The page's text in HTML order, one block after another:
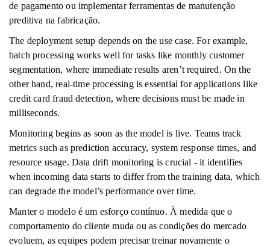
de pagamento ou implementar ferramentas de manutenção
preditiva na fabricação.
The deployment setup depends on the use case. For example,
batch processing works well for tasks like monthly customer
segmentation, where immediate results aren’t required. On the
other hand, real-time processing is essential for applications like
credit card fraud detection, where decisions must be made in
milliseconds.
Monitoring begins as soon as the model is live. Teams track
metrics such as prediction accuracy, system response times, and
resource usage. Data drift monitoring is crucial - it identifies
when incoming data starts to differ from the training data, which
can degrade the model’s performance over time.
Manter o modelo é um esforço contínuo. À medida que o
comportamento do cliente muda ou as condições do mercado
evoluem, as equipes podem precisar treinar novamente o